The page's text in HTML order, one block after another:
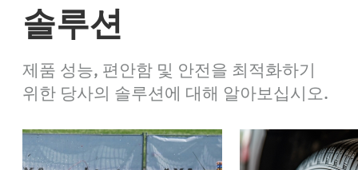
솔루션
제품 성능, 편안함 및 안전을 최적화하기
위한 당사의 솔루션에 대해 알아보십시오.